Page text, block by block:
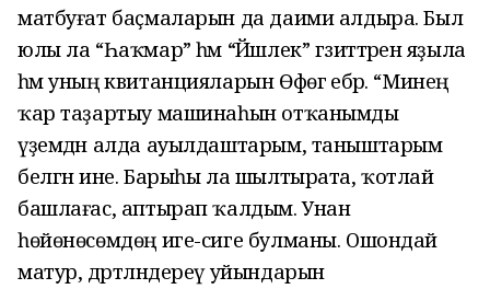
матбуғат баҫмаларын да даими алдыра. Был
юлы ла “Һаҡмар” һәм “Йәшлек” гәзиттәренә яҙыла
һәм уның квитанцияларын Өфөгә ебәрә. “Минең
ҡар таҙартыу машинаһын отҡанымды
үҙемдән алда ауылдаштарым, таныштарым
белгән ине. Барыһы ла шылтырата, ҡотлай
башлағас, аптырап ҡалдым. Унан
һөйөнөсөмдөң иге-сиге булманы. Ошондай
матур, дәртләндереү уйындарын